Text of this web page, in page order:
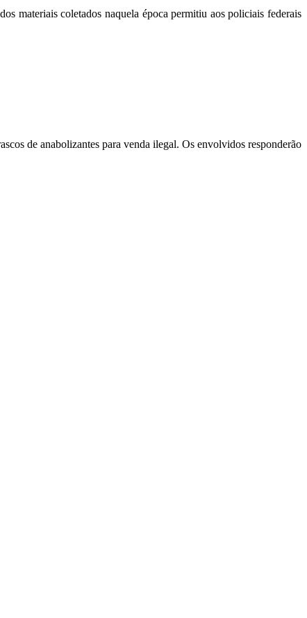
materiais coletados naquela época permitiu aos policiais federais
de anabolizantes para venda ilegal. Os envolvidos responderão